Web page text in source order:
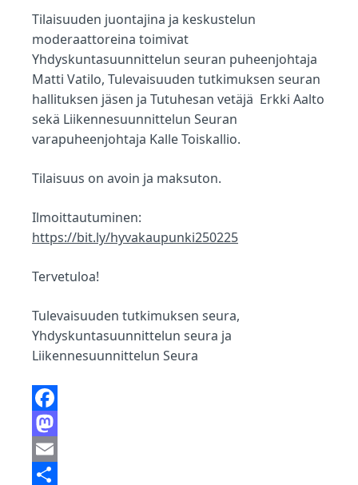
Tilaisuuden juontajina ja keskustelun
moderaattoreina toimivat
Yhdyskuntasuunnittelun seuran puheenjohtaja
Matti Vatilo, Tulevaisuuden tutkimuksen seuran
hallituksen jäsen ja Tutuhesan vetäjä Erkki Aalto
sekä Liikennesuunnittelun Seuran
varapuheenjohtaja Kalle Toiskallio.
Tilaisuus on avoin ja maksuton.
Ilmoittautuminen:
https://bit.ly/hyvakaupunki250225
Tervetuloa!
Tulevaisuuden tutkimuksen seura,
Yhdyskuntasuunnittelun seura ja
Liikennesuunnittelun Seura
F
a
c
M
aE